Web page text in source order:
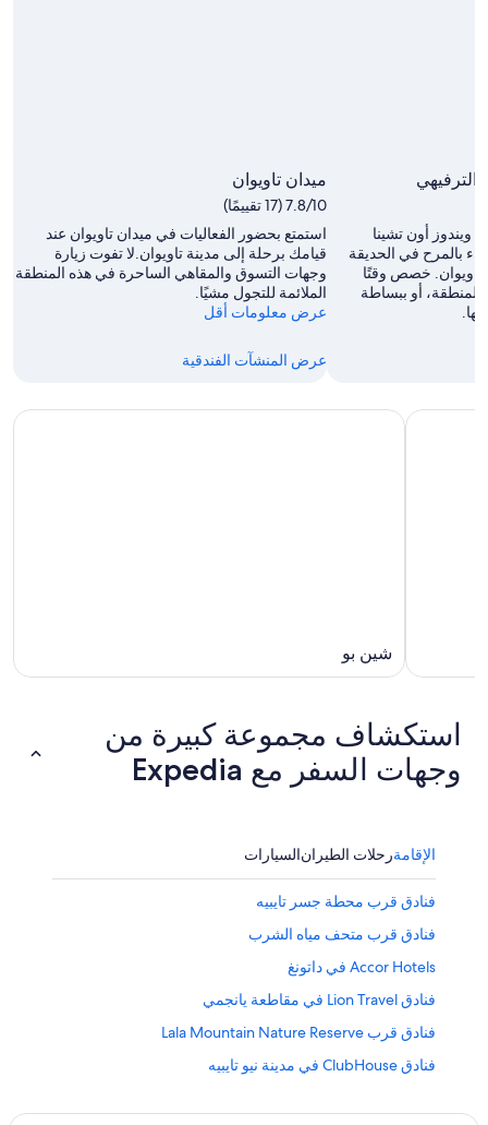
الترفيهي
أون تشينا
بالمرح في الحديقة
تاويوان. خصص وقتًا
أو ببساطة
ميدان تاويوان
7.8/10 (17 تقييمًا)
استمتع بحضور الفعاليات في ميدان تاويوان عند
قيامك برحلة إلى مدينة تاويوان.لا تفوت زيارة
وجهات التسوق والمقاهي الساحرة في هذه المنطقة
الملائمة للتجول مشيًا.
عرض معلومات أقل
عرض المنشآت الفندقية
شين بو
استكشاف مجموعة كبيرة من
وجهات السفر مع Expedia
الإقامةرحلات الطيرانالسيارات
فنادق قرب محطة جسر تايبيه
فنادق قرب متحف مياه الشرب
Accor Hotels في داتونغ
فنادق Lion Travel في مقاطعة يانجمي
فنادق قرب Lala Mountain Nature Reserve
فنادق ClubHouse في مدينة نيو تايبيه